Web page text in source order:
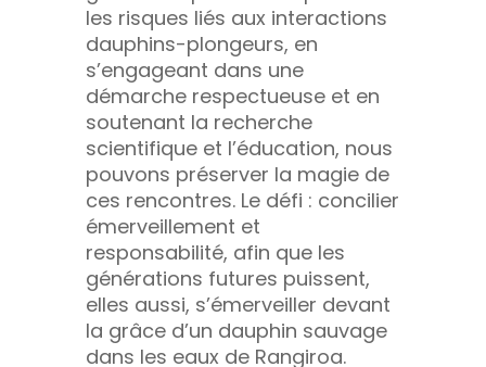
les risques liés aux interactions
dauphins-plongeurs, en
s’engageant dans une
démarche respectueuse et en
soutenant la recherche
scientifique et l’éducation, nous
pouvons préserver la magie de
ces rencontres. Le défi : concilier
émerveillement et
responsabilité, afin que les
générations futures puissent,
elles aussi, s’émerveiller devant
la grâce d’un dauphin sauvage
dans les eaux de Rangiroa.